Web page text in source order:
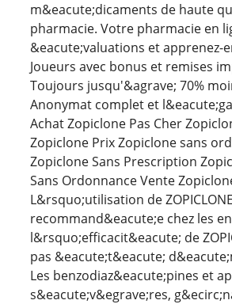
m&eacute;dicaments de haute
pharmacie. Votre pharmacie en
&eacute;valuations et apprenez-
Joueurs avec bonus et remises
Toujours jusqu'&agrave; 70%
Anonymat complet et
Achat Zopiclone Pas Cher
Zopiclone Prix Zopiclone sans
Zopiclone Sans Prescription
Sans Ordonnance Vente
L&rsquo;utilisation de
recommand&eacute;e chez les
l&rsquo;efficacit&eacute; de
pas &eacute;t&eacute;
Les benzodiaz&eacute;pines et
s&eacute;v&egrave;res,